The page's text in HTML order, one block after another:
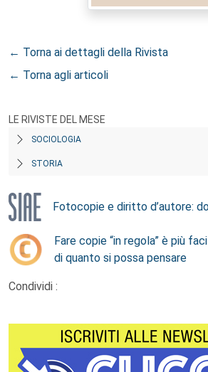
← Torna ai dettagli della Rivista
← Torna agli articoli
LE RIVISTE DEL MESE
SOCIOLOGIA
STORIA
Fotocopie e diritto d’autore:
Fare copie “in regola” è più
di quanto si possa pensare
Condividi :